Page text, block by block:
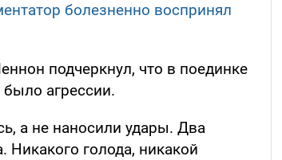
болезненно воспринял
подчеркнул, что в поединке
агрессии.
а не наносили удары. Два
Никакого голода, никакой